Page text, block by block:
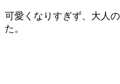
可愛くなりすぎず、大人
た。